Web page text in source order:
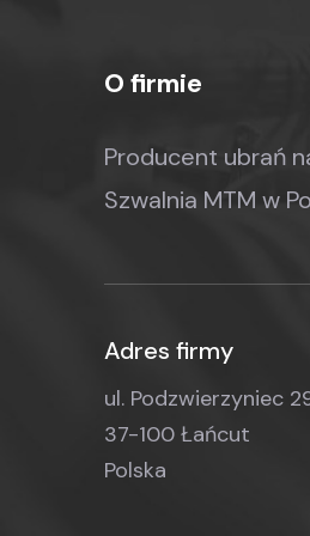
O firmie
Producent ubrań
Szwalnia MTM w
Adres firmy
ul. Podzwierzyniec
37-100 Łańcut
Polska